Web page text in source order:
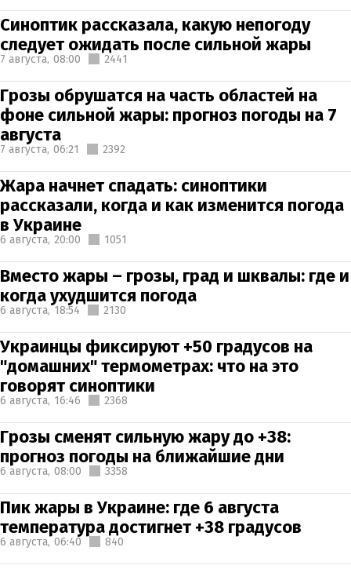
Синоптик рассказала, какую непогоду
следует ожидать после сильной жары
7 августа, 08:00 2441
Грозы обрушатся на часть областей на
фоне сильной жары: прогноз погоды на 7
августа
7 августа, 06:21 2392
Жара начнет спадать: синоптики
рассказали, когда и как изменится погода
в Украине
6 августа, 20:00 1051
Вместо жары – грозы, град и шквалы: где и
когда ухудшится погода
6 августа, 18:54 2130
Украинцы фиксируют +50 градусов на
"домашних" термометрах: что на это
говорят синоптики
6 августа, 16:46 2368
Грозы сменят сильную жару до +38:
прогноз погоды на ближайшие дни
6 августа, 08:00 3358
Пик жары в Украине: где 6 августа
температура достигнет +38 градусов
6 августа, 06:40 840